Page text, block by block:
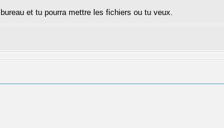
et tu pourra mettre les fichiers ou tu veux.